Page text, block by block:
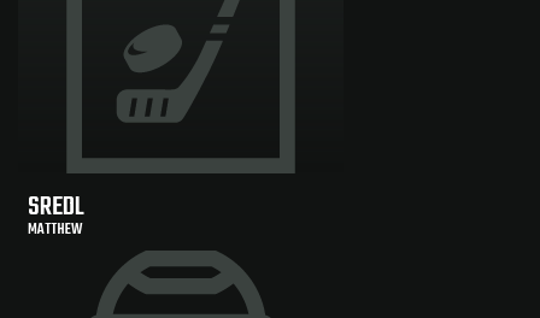
SREDL
MATTHEW